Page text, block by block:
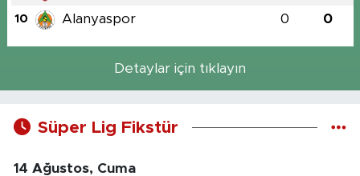
10 Alanyaspor 0 0
Detaylar için tıklayın
Süper Lig Fikstür
14 Ağustos, Cuma